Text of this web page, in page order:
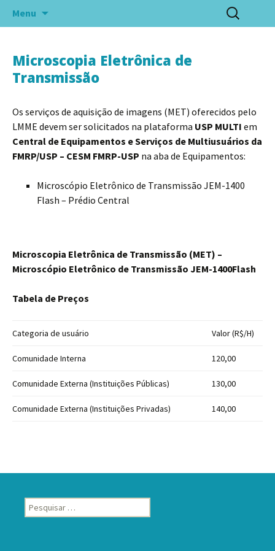
Menu
Pesquisar
por:
Microscopia Eletrônica de
Transmissão
Os serviços de aquisição de imagens (MET) oferecidos pelo
LMME devem ser solicitados na plataforma USP MULTI em
Central de Equipamentos e Serviços de Multiusuários da
FMRP/USP – CESM FMRP-USP na aba de Equipamentos:
Microscópio Eletrônico de Transmissão JEM-1400
Flash – Prédio Central
Microscopia Eletrônica de Transmissão (MET) –
Microscópio Eletrônico de Transmissão JEM-1400Flash
Tabela de Preços
Categoria de usuário Valor (R$/H)
Comunidade Interna 120,00
Comunidade Externa (Instituições Públicas) 130,00
Comunidade Externa (Instituições Privadas) 140,00
Pesquisar
por: